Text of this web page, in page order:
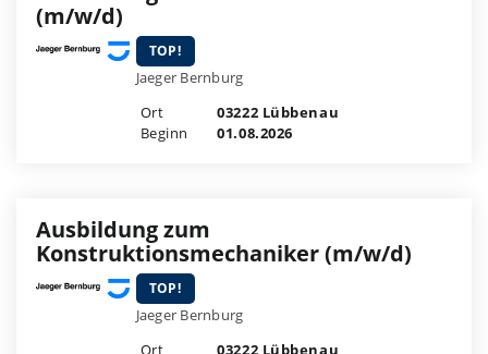
(m/w/d)
TOP!
Jaeger Bernburg
Ort
03222 Lübbenau
Beginn
01.08.2026
Ausbildung zum
Konstruktionsmechaniker (m/w/d)
TOP!
Jaeger Bernburg
Ort
03222 Lübbenau